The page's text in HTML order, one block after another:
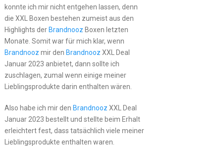
konnte ich mir nicht entgehen lassen, denn
die XXL Boxen bestehen zumeist aus den
Highlights derBrandnooz Boxen letzten
Monate. Somit war für mich klar, wenn
Brandnooz mir den Brandnooz XXL Deal
Januar 2023 anbietet, dann sollte ich
zuschlagen, zumal wenn einige meiner
Lieblingsprodukte darin enthalten wären.
Also habe ich mir den Brandnooz XXL Deal
Januar 2023 bestellt und stellte beim Erhalt
erleichtert fest, dass tatsächlich viele meiner
Lieblingsprodukte enthalten waren.